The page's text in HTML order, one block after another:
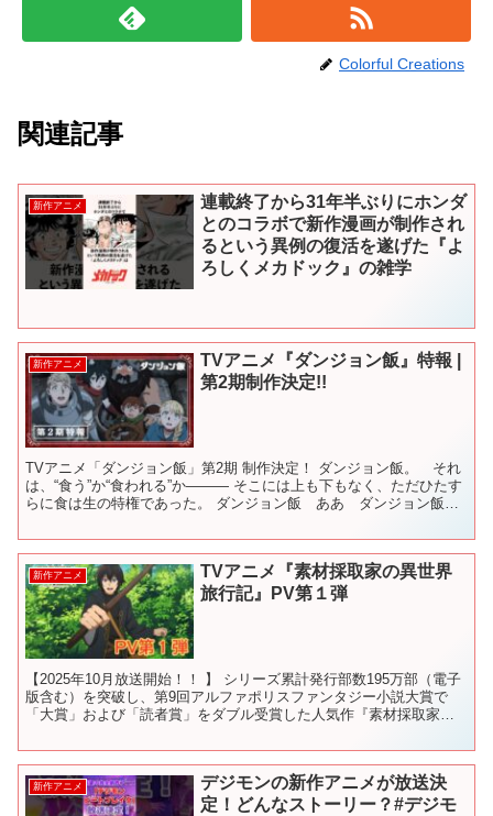
Colorful Creations
関連記事
新作アニメ
連載終了から31年半ぶりにホンダ
とのコラボで新作漫画が制作され
るという異例の復活を遂げた『よ
ろしくメカドック』の雑学
新作アニメ
TVアニメ『ダンジョン飯』特報 |
第2期制作決定!!
TVアニメ「ダンジョン飯」第2期 制作決定！ ダンジョン飯。 それ
は、“食う”か“食われる”か――― そこには上も下もなく、ただひたす
らに食は生の特権であった。 ダンジョン飯 ああ ダンジョン飯
新作アニメ
TVアニメ『素材採取家の異世界
旅行記』PV第１弾
【2025年10月放送開始！！ 】 シリーズ累計発行部数195万部（電子
版含む）を突破し、第9回アルファポリスファンタジー小説大賞で
「大賞」および「読者賞」をダブル受賞した人気作『素材採取家の
新作アニメ
デジモンの新作アニメが放送決
定！どんなストーリー？#デジモ